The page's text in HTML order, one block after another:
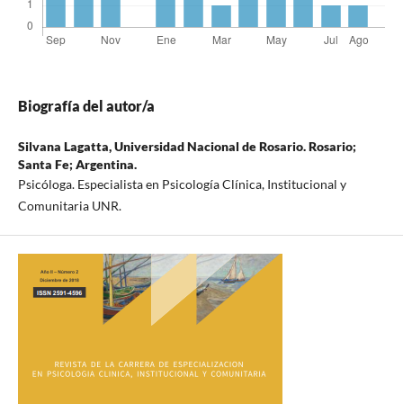
Biografía del autor/a
Silvana Lagatta,Universidad Nacional de Rosario. Rosario;
Santa Fe; Argentina.
Psicóloga. Especialista en Psicología Clínica, Institucional y
Comunitaria UNR.